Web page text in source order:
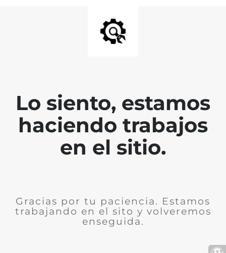
Lo siento, estamos
haciendo trabajos
en el sitio.
Gracias por tu paciencia. Estamos
trabajando en el sito y volveremos
enseguida.